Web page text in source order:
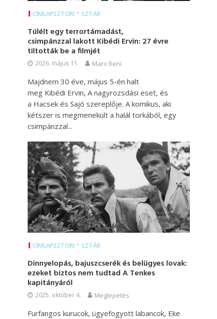
CÍMLAPSZTORI • SZTÁR
Túlélt egy terrortámadást,
csimpánzzal lakott Kibédi Ervin: 27 évre
tiltották be a filmjét
2026. május 11. Marx Reni
Majdnem 30 éve, május 5-én halt
meg Kibédi Ervin, A nagyrozsdási eset, és
a Hacsek és Sajó szereplője. A komikus, aki
kétszer is megmenekült a halál torkából, egy
csimpánzzal...
CÍMLAPSZTORI • SZTÁR
Dinnyelopás, bajuszcserék és belügyes lovak:
ezeket biztos nem tudtad A Tenkes
kapitányáról
2025. október 4. Meglepetés
Furfangos kurucok, ügyefogyott labancok, Eke